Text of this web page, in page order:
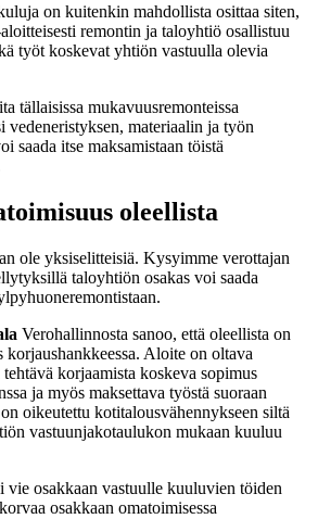
on kuitenkin mahdollista osittaa siten,
aloitteisesti remontin ja taloyhtiö osallistuu
työt koskevat yhtiön vastuulla olevia
tällaisissa mukavuusremonteissa
vedeneristyksen, materiaalin ja työn
saada itse maksamistaan töistä
oleellista
ole yksiselitteisiä. Kysyimme verottajan
taloyhtiön osakas voi saada
Verohallinnosta sanoo, että oleellista on
korjaushankkeessa. Aloite on oltava
korjaamista koskeva sopimus
ja myös maksettava työstä suoraan
oikeutettu kotitalousvähennykseen siltä
vastuunjakotaulukon mukaan kuuluu
vie osakkaan vastuulle kuuluvien töiden
osakkaan omatoimisessa